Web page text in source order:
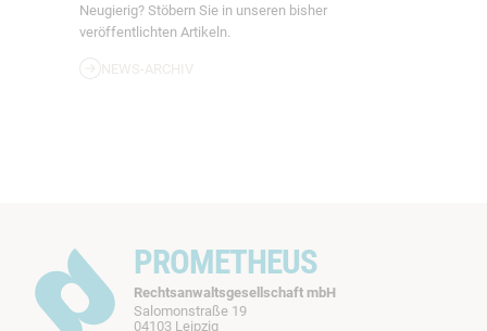
Neugierig? Stöbern Sie in unseren bisher
veröffentlichten Artikeln.
NEWS-ARCHIV
PROMETHEUS
Rechtsanwaltsgesellschaft mbH
Salomonstraße 19
04103 Leipzig